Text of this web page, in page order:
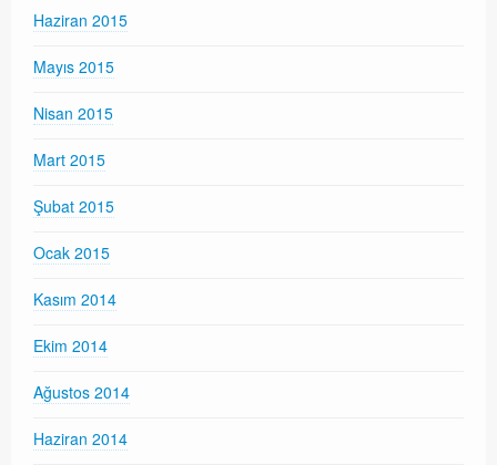
Haziran 2015
Mayıs 2015
Nisan 2015
Mart 2015
Şubat 2015
Ocak 2015
Kasım 2014
Ekim 2014
Ağustos 2014
Haziran 2014